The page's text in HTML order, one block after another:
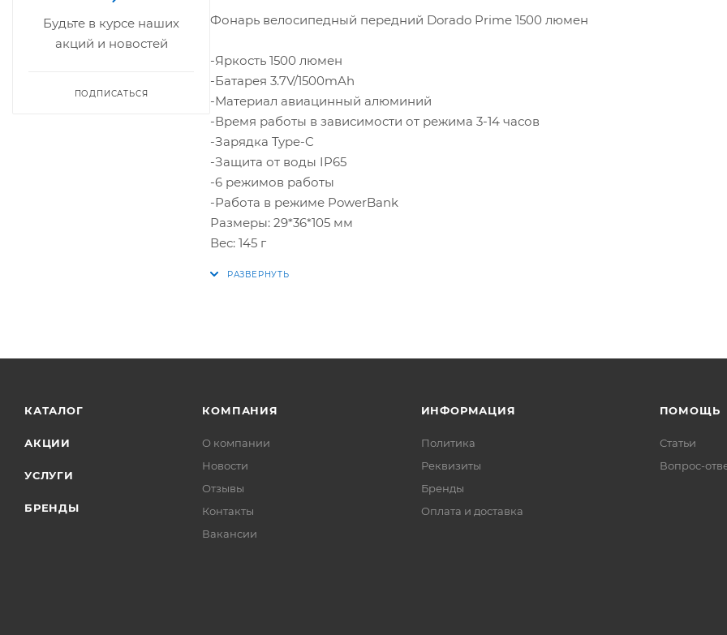
Фонарь велосипедный передний Dorado Prime 1500 люмен
-Яркость 1500 люмен
-Батарея 3.7V/1500mAh
-Материал авиацинный алюминий
-Время работы в зависимости от режима 3-14 часов
-Зарядка Type-C
-Защита от воды IP65
-6 режимов работы
-Работа в режиме PowerBank
Размеры: 29*36*105 мм
Вес: 145 г
Будьте в курсе наших
акций и новостей
ПОДПИСАТЬСЯ
КАТАЛОГ
АКЦИИ
УСЛУГИ
БРЕНДЫ
КОМПАНИЯ
О компании
Новости
Отзывы
Контакты
Вакансии
ИНФОРМАЦИЯ
Политика
Реквизиты
Бренды
Оплата и доставка
ПОМОЩЬ
Статьи
Вопрос-